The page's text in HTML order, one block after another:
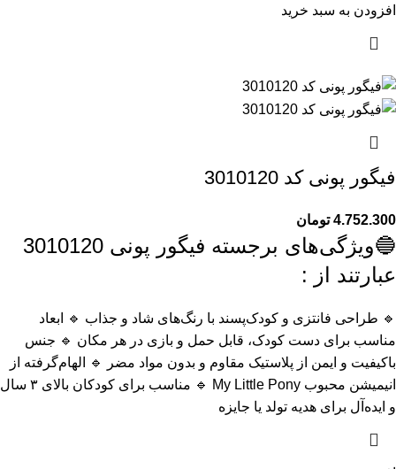
افزودن به سبد خرید
فیگور پونی کد 3010120
4.752.300 تومان
🔵ویژگی‌های برجسته فیگور پونی 3010120
عبارتند از :
🔹 طراحی فانتزی و کودک‌پسند با رنگ‌های شاد و جذاب 🔹 ابعاد
مناسب برای دست کودک، قابل حمل و بازی در هر مکان 🔹 جنس
باکیفیت و ایمن از پلاستیک مقاوم و بدون مواد مضر 🔹 الهام‌گرفته از
انیمیشن محبوب My Little Pony 🔹 مناسب برای کودکان بالای ۳ سال
و ایده‌آل برای هدیه تولد یا جایزه